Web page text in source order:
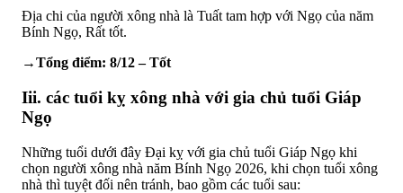
Địa chi của người xông nhà là Tuất tam hợp với Ngọ của năm
Bính Ngọ, Rất tốt.
→Tổng điểm: 8/12 – Tốt
Iii. các tuổi kỵ xông nhà với gia chủ tuổi Giáp
Ngọ
Những tuổi dưới đây Đại kỵ với gia chủ tuổi Giáp Ngọ khi
chọn người xông nhà năm Bính Ngọ 2026, khi chọn tuổi xông
nhà thì tuyệt đối nên tránh, bao gồm các tuổi sau: